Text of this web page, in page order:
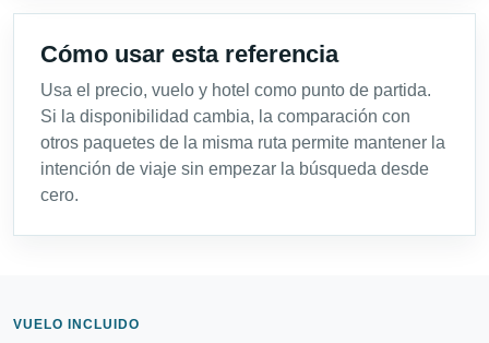
Cómo usar esta referencia
Usa el precio, vuelo y hotel como punto de partida.
Si la disponibilidad cambia, la comparación con
otros paquetes de la misma ruta permite mantener la
intención de viaje sin empezar la búsqueda desde
cero.
VUELO INCLUIDO